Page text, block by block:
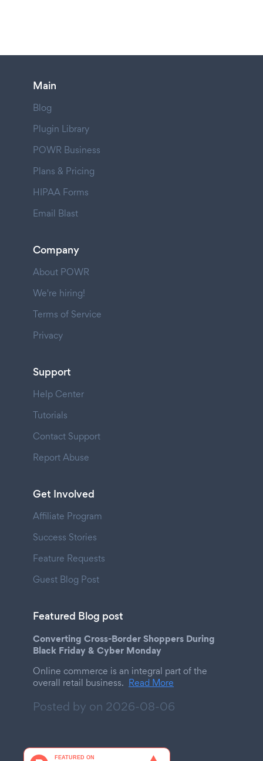
Main
Blog
Plugin Library
POWR Business
Plans & Pricing
HIPAA Forms
Email Blast
Company
About POWR
We're hiring!
Terms of Service
Privacy
Support
Help Center
Tutorials
Contact Support
Report Abuse
Get Involved
Affiliate Program
Success Stories
Feature Requests
Guest Blog Post
Featured Blog post
Converting Cross-Border Shoppers During
Black Friday & Cyber Monday
Online commerce is an integral part of the
overall retail business. Read More
Posted by on 2026-08-06